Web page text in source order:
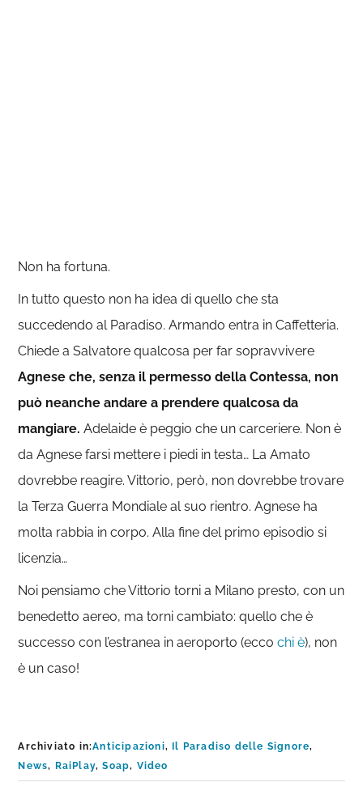
Non ha fortuna.
In tutto questo non ha idea di quello che sta
succedendo al Paradiso. Armando entra in Caffetteria.
Chiede a Salvatore qualcosa per far sopravvivere
Agnese che, senza il permesso della Contessa, non
può neanche andare a prendere qualcosa da
mangiare. Adelaide è peggio che un carceriere. Non è
da Agnese farsi mettere i piedi in testa… La Amato
dovrebbe reagire. Vittorio, però, non dovrebbe trovare
la Terza Guerra Mondiale al suo rientro. Agnese ha
molta rabbia in corpo. Alla fine del primo episodio si
licenzia…
Noi pensiamo che Vittorio torni a Milano presto, con un
benedetto aereo, ma torni cambiato: quello che è
successo con l’estranea in aeroporto (eccochi è), non
è un caso!
Archiviato in:Anticipazioni, Il Paradiso delle Signore,
News, RaiPlay,Soap, Video